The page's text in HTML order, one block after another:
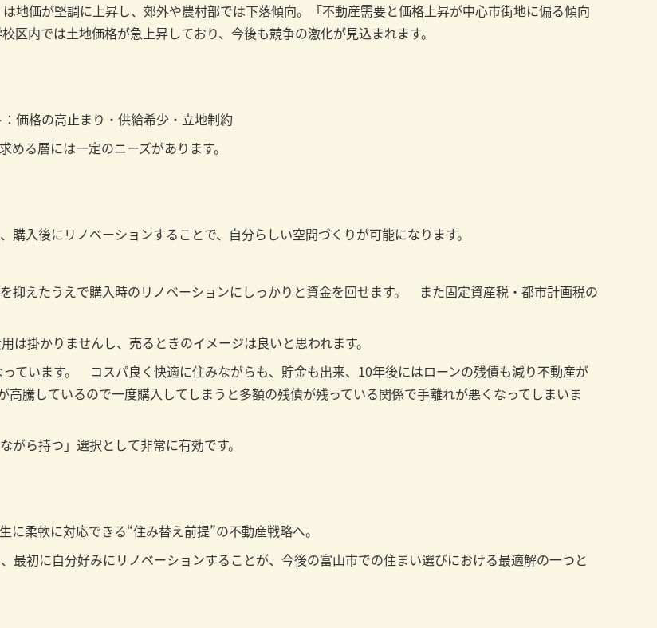
地価が堅調に上昇し、郊外や農村部では下落傾向。「不動産需要と価格上昇が中心市街地に偏る傾向
内では土地価格が急上昇しており、今後も競争の激化が見込まれます。
価格の高止まり・供給希少・立地制約
る層には一定のニーズがあります。
入後にリノベーションすることで、自分らしい空間づくりが可能になります。
抑えたうえで購入時のリノベーションにしっかりと資金を回せます。 また固定資産税・都市計画税の
掛かりませんし、売るときのイメージは良いと思われます。
ています。 コスパ良く快適に住みながらも、貯金も出来、10年後にはローンの残債も減り不動産が
騰しているので一度購入してしまうと多額の残債が残っている関係で手離れが悪くなってしまいま
がら持つ」選択として非常に有効です。
に柔軟に対応できる“住み替え前提”の不動産戦略へ。
最初に自分好みにリノベーションすることが、今後の富山市での住まい選びにおける最適解の一つと